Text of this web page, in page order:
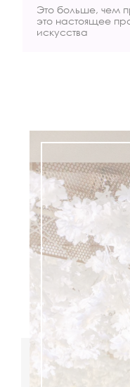
Это больше, чем
это настоящее
искусства